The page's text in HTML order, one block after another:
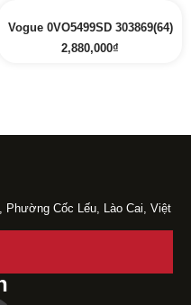
Vogue 0VO5499SD 303869(64)
2,880,000₫
Phường Cốc Lếu, Lào Cai, Việt